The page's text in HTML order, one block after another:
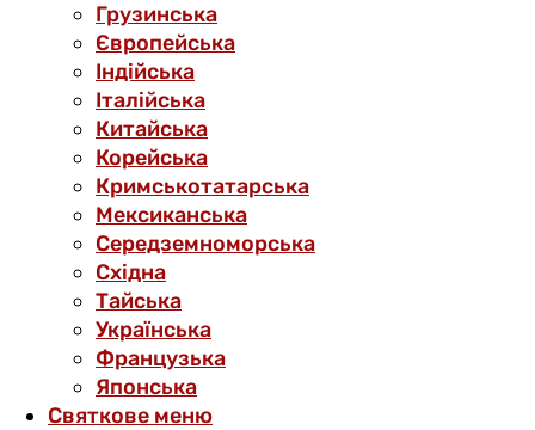
Грузинська
Європейська
Індійська
Італійська
Китайська
Корейська
Кримськотатарська
Мексиканська
Середземноморська
Східна
Тайська
Українська
Французька
Японська
Святкове меню